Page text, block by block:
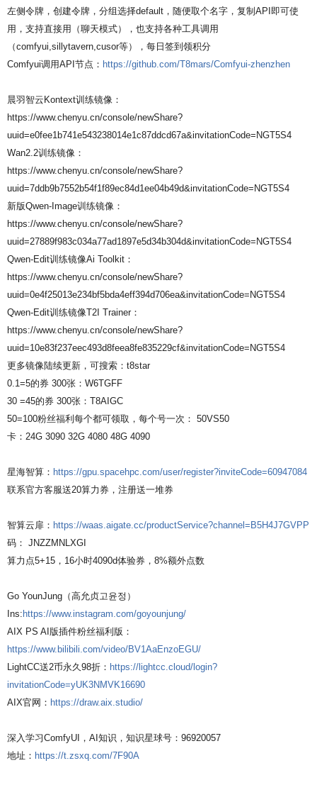
左侧令牌，创建令牌，分组选择default，随便取个名字，复制API即可使
用，支持直接用（聊天模式），也支持各种工具调用
（comfyui,sillytavern,cusor等），每日签到领积分
Comfyui调用API节点： https://github.com/T8mars/Comfyui-zhenzhen
晨羽智云Kontext训练镜像：
https://www.chenyu.cn/console/newShare?
uuid=e0fee1b741e543238014e1c87ddcd67a&invitationCode=NGT5S4
Wan2.2训练镜像：
https://www.chenyu.cn/console/newShare?
uuid=7ddb9b7552b54f1f89ec84d1ee04b49d&invitationCode=NGT5S4
新版Qwen-Image训练镜像：
https://www.chenyu.cn/console/newShare?
uuid=27889f983c034a77ad1897e5d34b304d&invitationCode=NGT5S4
Qwen-Edit训练镜像Ai Toolkit：
https://www.chenyu.cn/console/newShare?
uuid=0e4f25013e234bf5bda4eff394d706ea&invitationCode=NGT5S4
Qwen-Edit训练镜像T2I Trainer：
https://www.chenyu.cn/console/newShare?
uuid=10e83f237eec493d8feea8fe835229cf&invitationCode=NGT5S4
更多镜像陆续更新，可搜索：t8star
0.1=5的券 300张：W6TGFF
30 =45的券 300张：T8AIGC
50=100粉丝福利每个都可领取，每个号一次： 50VS50
卡：24G 3090 32G 4080 48G 4090
星海智算： https://gpu.spacehpc.com/user/register?inviteCode=60947084
联系官方客服送20算力券，注册送一堆券
智算云扉： https://waas.aigate.cc/productService?channel=B5H4J7GVPP
码： JNZZMNLXGI
算力点5+15，16小时4090d体验券，8%额外点数
Go YounJung（高允贞고윤정）
Ins: https://www.instagram.com/goyounjung/
AIX PS AI版插件粉丝福利版：
https://www.bilibili.com/video/BV1AaEnzoEGU/
LightCC送2币永久98折： https://lightcc.cloud/login?
invitationCode=yUK3NMVK16690
AIX官网： https://draw.aix.studio/
深入学习ComfyUI，AI知识，知识星球号：96920057
地址： https://t.zsxq.com/7F90A